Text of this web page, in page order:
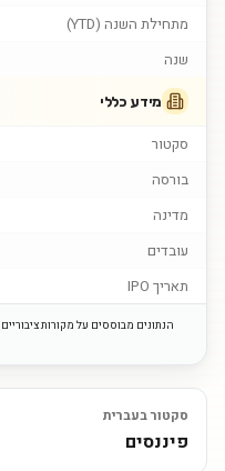
מתחילת השנה (YTD)
שנה
מידע כללי
סקטור
בורסה
מדינה
עובדים
תאריך IPO
סקטור בעברית
פיננסים